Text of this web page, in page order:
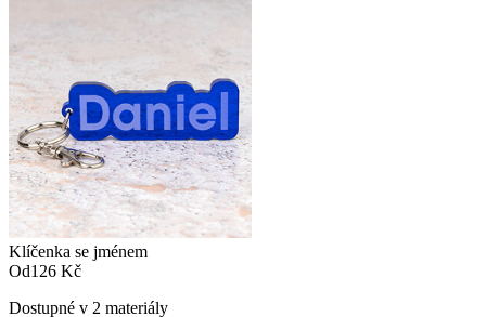
Klíčenka se jménem
Od126 Kč
Dostupné v 2 materiály